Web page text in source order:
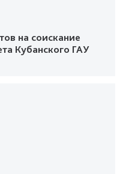
на соискание
Кубанского ГАУ